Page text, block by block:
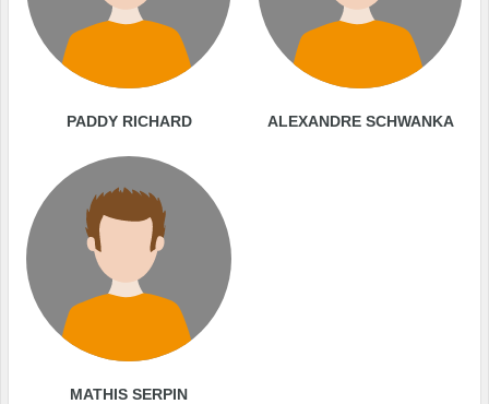
PADDY RICHARD ALEXANDRE SCHWANKA
MATHIS SERPIN